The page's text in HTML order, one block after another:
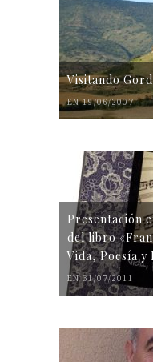
Visitando
EN 19/06/2007
Presentación
del libro
Vida, Poesía y
EN 31/07/2011